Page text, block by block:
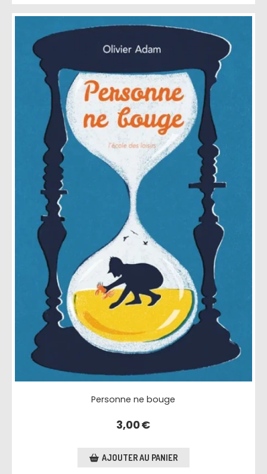
Personne ne bouge
3,00€
AJOUTER AU PANIER